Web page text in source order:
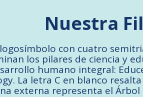
Nuestra
con cuatro
los pilares de ciencia y
humano integral:
La letra C en blanco
externa representa el